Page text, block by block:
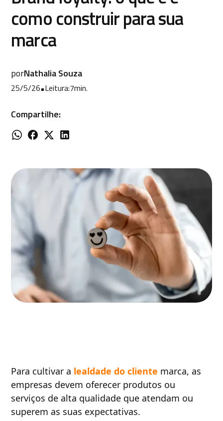
como construir para sua
marca
porNathalia Souza
25/5/26•Leitura:7min.
Compartilhe:
Para cultivar a lealdade do cliente marca, as
empresas devem oferecer produtos ou
serviços de alta qualidade que atendam ou
superem as suas expectativas.